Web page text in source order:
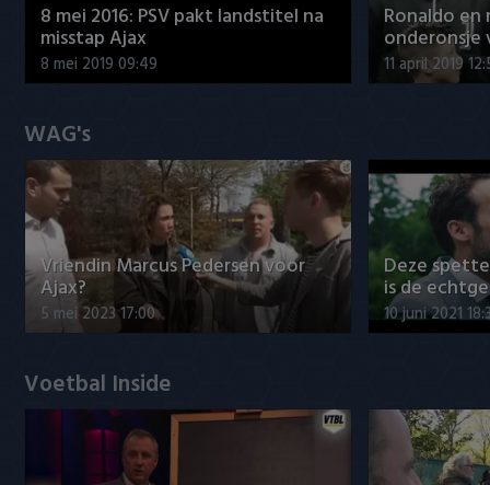
8 mei 2016: PSV pakt landstitel na
misstap Ajax
8 mei 2019 09:49
Ronaldo
onderonsje
11 april 2019
WAG's
Vriendin Marcus Pedersen voor
Ajax?
5 mei 2023 17:00
Deze
is de
10 juni 2021
Voetbal Inside